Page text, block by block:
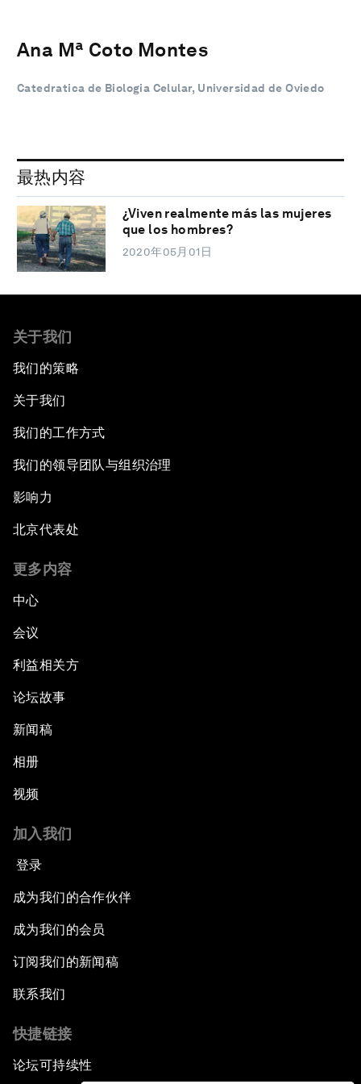
Ana Mª Coto Montes
Catedratica de Biologia Celular, Universidad de Oviedo
最热内容
¿Viven realmente más las mujeres
que los hombres?
2020年05月01日
关于我们
我们的策略
关于我们
我们的工作方式
我们的领导团队与组织治理
影响力
北京代表处
更多内容
中心
会议
利益相关方
论坛故事
新闻稿
相册
视频
加入我们
登录
成为我们的合作伙伴
成为我们的会员
订阅我们的新闻稿
联系我们
快捷链接
论坛可持续性